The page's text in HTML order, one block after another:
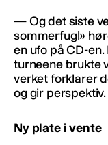
— Og det siste
sommerfugl»
en ufo på CD-
turneene brukte
verket forklarer
og gir perspektiv.
Ny plate i vente